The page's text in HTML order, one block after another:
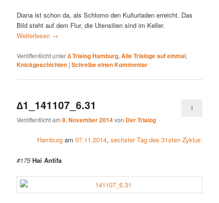
Diana ist schon da, als Schlomo den Kulturladen erreicht. Das
Bild steht auf dem Flur, die Utensilien sind im Keller.
Weiterlesen →
Veröffentlicht unter∆ Trialog Hamburg,Alle Trialoge auf einmal,
Knickgeschichten |Schreibe einen Kommentar
∆1_141107_6.31
Veröffentlicht am8. November 2014von Der Trialog
1
Hamburgam 07.11.2014, sechster Tag des 31sten Zyklus‘
#175 Hai Antifa